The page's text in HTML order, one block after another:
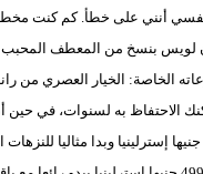
أنني على خطأ. كم كنت
بنسخ من المعطف المحبب
الاحتفاظ به لسنوات، في
وشركاءه بلغ 199 جنيها إسترلينيا وبدا